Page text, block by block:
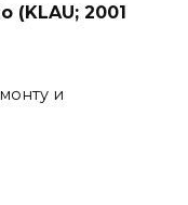
(KLAU; 2001
и